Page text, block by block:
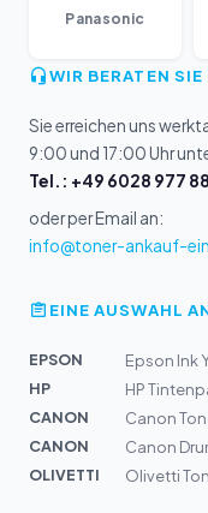
Panasonic
WIR BERATEN SIE
Sie erreichen uns
9:00 und 17:00 Uhr
Tel.: +49 6028 977
oder per Email an:
info@toner-ankauf-
EINE AUSWAHL
EPSON
Epson Ink
HP
CANON
Canon
CANON
Canon
OLIVETTI
Olivetti